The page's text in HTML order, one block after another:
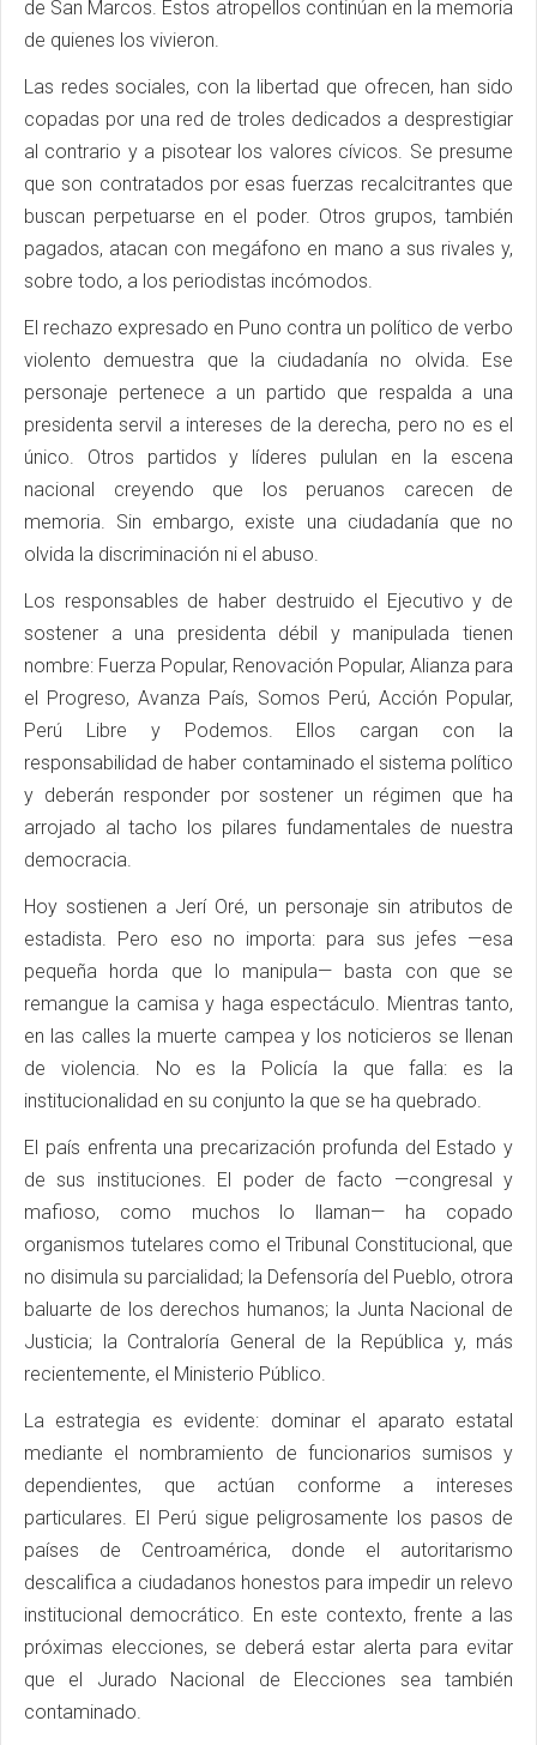
de San Marcos. Estos atropellos continúan en la memoria
de quienes los vivieron.
Las redes sociales, con la libertad que ofrecen, han sido
copadas por una red de troles dedicados a desprestigiar
al contrario y a pisotear los valores cívicos. Se presume
que son contratados por esas fuerzas recalcitrantes que
buscan perpetuarse en el poder. Otros grupos, también
pagados, atacan con megáfono en mano a sus rivales y,
sobre todo, a los periodistas incómodos.
El rechazo expresado en Puno contra un político de verbo
violento demuestra que la ciudadanía no olvida. Ese
personaje pertenece a un partido que respalda a una
presidenta servil a intereses de la derecha, pero no es el
único. Otros partidos y líderes pululan en la escena
nacional creyendo que los peruanos carecen de
memoria. Sin embargo, existe una ciudadanía que no
olvida la discriminación ni el abuso.
Los responsables de haber destruido el Ejecutivo y de
sostener a una presidenta débil y manipulada tienen
nombre: Fuerza Popular, Renovación Popular, Alianza para
el Progreso, Avanza País, Somos Perú, Acción Popular,
Perú Libre y Podemos. Ellos cargan con la
responsabilidad de haber contaminado el sistema político
y deberán responder por sostener un régimen que ha
arrojado al tacho los pilares fundamentales de nuestra
democracia.
Hoy sostienen a Jerí Oré, un personaje sin atributos de
estadista. Pero eso no importa: para sus jefes —esa
pequeña horda que lo manipula— basta con que se
remangue la camisa y haga espectáculo. Mientras tanto,
en las calles la muerte campea y los noticieros se llenan
de violencia. No es la Policía la que falla: es la
institucionalidad en su conjunto la que se ha quebrado.
El país enfrenta una precarización profunda del Estado y
de sus instituciones. El poder de facto —congresal y
mafioso, como muchos lo llaman— ha copado
organismos tutelares como el Tribunal Constitucional, que
no disimula su parcialidad; la Defensoría del Pueblo, otrora
baluarte de los derechos humanos; la Junta Nacional de
Justicia; la Contraloría General de la República y, más
recientemente, el Ministerio Público.
La estrategia es evidente: dominar el aparato estatal
mediante el nombramiento de funcionarios sumisos y
dependientes, que actúan conforme a intereses
particulares. El Perú sigue peligrosamente los pasos de
países de Centroamérica, donde el autoritarismo
descalifica a ciudadanos honestos para impedir un relevo
institucional democrático. En este contexto, frente a las
próximas elecciones, se deberá estar alerta para evitar
que el Jurado Nacional de Elecciones sea también
contaminado.